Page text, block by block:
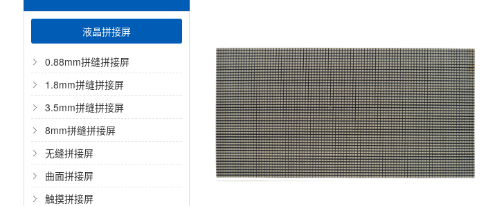
液晶拼接屏
0.88mm拼缝拼接屏
1.8mm拼缝拼接屏
3.5mm拼缝拼接屏
8mm拼缝拼接屏
无缝拼接屏
曲面拼接屏
触摸拼接屏